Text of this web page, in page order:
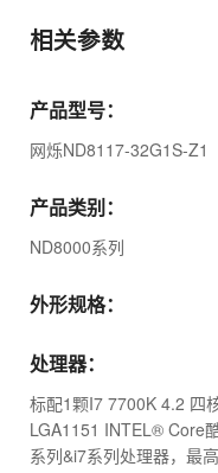
相关参数
产品型号：
网烁ND8117-32G1S-Z1
产品类别：
ND8000系列
外形规格：
处理器：
标配1颗I7 7700K 4.2 四
LGA1151 INTEL® Core
系列&i7系列处理器，最